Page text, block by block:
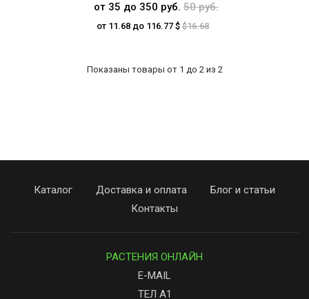
от 35 до 350 руб. 50 руб.
от 11.68 до 116.77 $ $16.68
Показаны товары от 1 до 2 из 2
Каталог Доставка и оплата
Блог и статьи
Контакты
РАСТЕНИЯ ОНЛАЙН
E-MAIL
ТЕЛ А1